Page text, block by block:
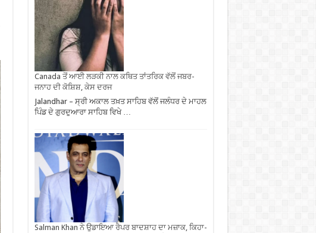
Canada ਤੋਂ ਆਈ ਲੜਕੀ ਨਾਲ ਕਥਿਤ ਤਾਂਤਰਿਕ ਵੱਲੋਂ ਜਬਰ-
ਜਨਾਹ ਦੀ ਕੋਸ਼ਿਸ਼, ਕੇਸ ਦਰਜ
Jalandhar – ਸ੍ਰੀ ਅਕਾਲ ਤਖ਼ਤ ਸਾਹਿਬ ਵੱਲੋਂ ਜਲੰਧਰ ਦੇ ਮਾਹਲ
ਪਿੰਡ ਦੇ ਗੁਰਦੁਆਰਾ ਸਾਹਿਬ ਵਿਖੇ …
Salman Khan ਨੇ ਉਡਾਇਆ ਰੈਪਰ ਬਾਦਸ਼ਾਹ ਦਾ ਮਜ਼ਾਕ, ਕਿਹਾ-